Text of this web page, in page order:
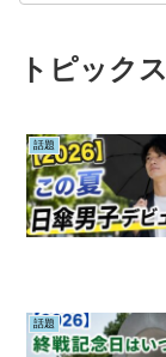
トピックス
話題
話題